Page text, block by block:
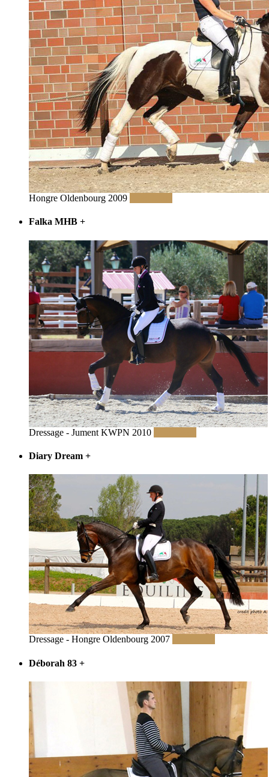
Hongre Oldenbourg 2009
Falka MHB +
Dressage - Jument KWPN 2010
Diary Dream +
Dressage - Hongre Oldenbourg 2007
Déborah 83 +